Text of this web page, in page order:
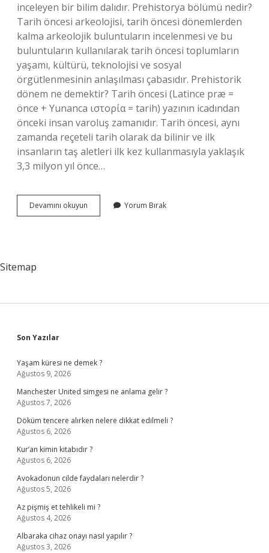
inceleyen bir bilim dalıdır. Prehistorya bölümü nedir?
Tarih öncesi arkeolojisi, tarih öncesi dönemlerden
kalma arkeolojik buluntuların incelenmesi ve bu
buluntuların kullanılarak tarih öncesi toplumların
yaşamı, kültürü, teknolojisi ve sosyal
örgütlenmesinin anlaşılması çabasıdır. Prehistorik
dönem ne demektir? Tarih öncesi (Latince præ =
önce + Yunanca ιστορία = tarih) yazının icadından
önceki insan varoluş zamanıdır. Tarih öncesi, aynı
zamanda reçeteli tarih olarak da bilinir ve ilk
insanların taş aletleri ilk kez kullanmasıyla yaklaşık
3,3 milyon yıl önce…
Devamını okuyun Prehistorik
Kaynak
Yorum Bırak
Sitemap
Sidebar
Son Yazılar
Yaşam küresi ne demek ?
Ağustos 9, 2026
Manchester United simgesi ne anlama gelir ?
Ağustos 7, 2026
Döküm tencere alırken nelere dikkat edilmeli ?
Ağustos 6, 2026
Kur’an kimin kitabıdır ?
Ağustos 6, 2026
Avokadonun cilde faydaları nelerdir ?
Ağustos 5, 2026
Az pişmiş et tehlikeli mi ?
Ağustos 4, 2026
Albaraka cihaz onayı nasıl yapılır ?
Ağustos 3, 2026